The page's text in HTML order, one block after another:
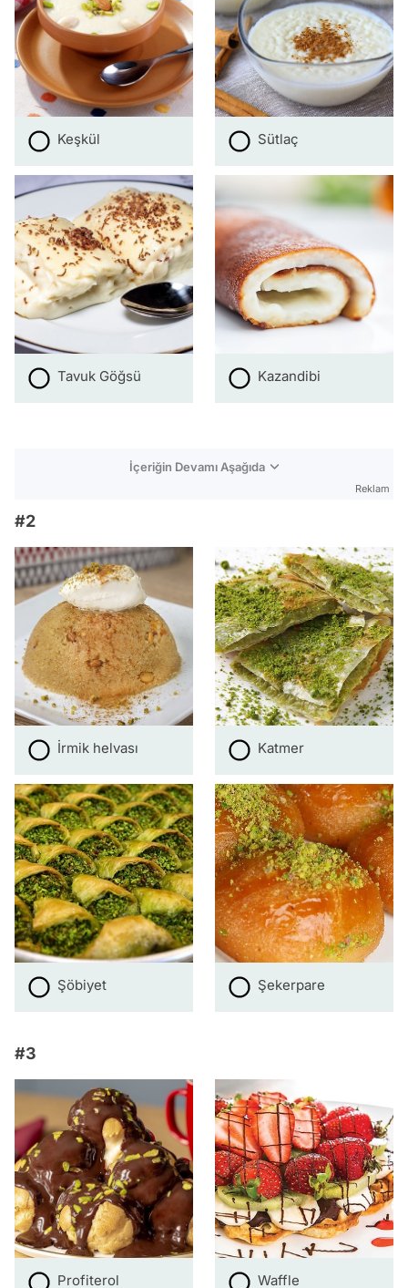
Keşkül Sütlaç
Tavuk Göğsü Kazandibi
İçeriğin Devamı Aşağıda
Reklam
#2
İrmik helvası Katmer
Şöbiyet Şekerpare
#3
Profiterol Waffle